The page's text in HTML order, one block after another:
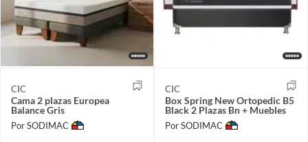
CIC
Cama 2 plazas Europea
Balance Gris
Por SODIMAC
CIC
Box Spring New Ortopedic B5
Black 2 Plazas Bn + Muebles
Por SODIMAC